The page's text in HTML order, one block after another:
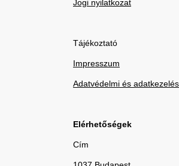
Jogi nyilatkozat
Tájékoztató
Impresszum
Adatvédelmi és
Elérhetőségek
Cím